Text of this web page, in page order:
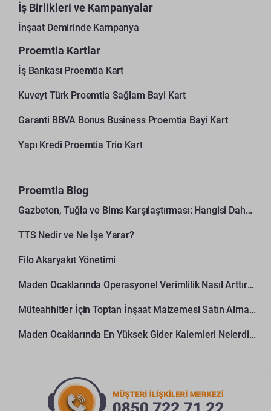
İş Birlikleri ve Kampanyalar
İnşaat Demirinde Kampanya
Proemtia Kartlar
İş Bankası Proemtia Kart
Kuveyt Türk Proemtia Sağlam Bayi Kart
Garanti BBVA Bonus Business Proemtia Bayi Kart
Yapı Kredi Proemtia Trio Kart
Proemtia Blog
Gazbeton, Tuğla ve Bims Karşılaştırması: Hangisi Daha Avantajlı?
TTS Nedir ve Ne İşe Yarar?
Filo Akaryakıt Yönetimi
Maden Ocaklarında Operasyonel Verimlilik Nasıl Arttırılır?
Müteahhitler İçin Toptan İnşaat Malzemesi Satın Alma Rehberi
Maden Ocaklarında En Yüksek Gider Kalemleri Nelerdir?